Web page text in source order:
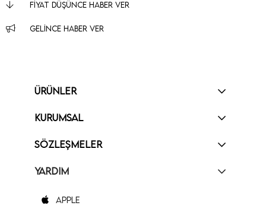
FIYAT DÜŞÜNCE HABER VER
GELINCE HABER VER
ÜRÜNLER
KURUMSAL
SÖZLEŞMELER
YARDIM
Apple